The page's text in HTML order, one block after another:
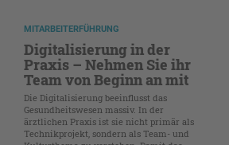
MITARBEITERFÜHRUNG
Digitalisierung in der
Praxis – Nehmen Sie ihr
Team von Beginn an mit
Die Digitalisierung beeinflusst das
Gesundheitswesen massiv. In der
ärztlichen Praxis ist sie nicht primär als
Technikprojekt, sondern als Team- und